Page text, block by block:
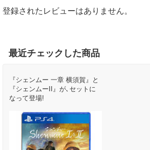
登録されたレビューはありません。
最近チェックした商品
『シェンムー 一章 横須賀』と
『シェンムーII』が､セットに
なって登場!